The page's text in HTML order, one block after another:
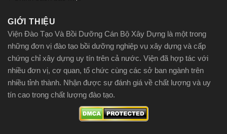
GIỚI THIỆU
Viện Đào Tạo Và Bồi Dưỡng Cán Bộ Xây Dựng là một trong
những đơn vị đào tạo bồi dưỡng nghiệp vụ xây dựng và cấp
chứng chỉ xây dựng uy tín trên cả nước. Viện đã hợp tác với
nhiều đơn vị, cơ quan, tổ chức cùng các sở ban ngành trên
nhiều tỉnh thành. Nhận được sự đánh giá về chất lượng và uy
tín cao trong chất lượng đào tạo.